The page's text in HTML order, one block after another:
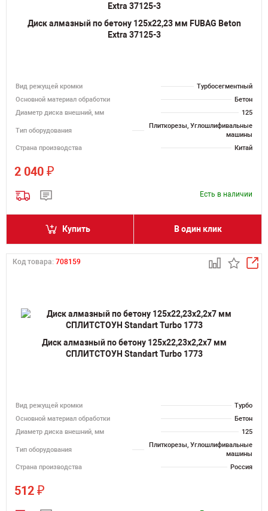
Диск алмазный по бетону 125х22,23 мм FUBAG Beton
Extra 37125-3
Вид режущей кромки
Турбосегментный
Основной материал обработки
Бетон
Диаметр диска внешний, мм
125
Тип оборудования
Плиткорезы, Углошлифивальные
машины
Страна производства
Китай
2 040 ₽
Есть в наличии
Купить В один клик
Код товара: 708159
Диск алмазный по бетону 125х22,23х2,2х7 мм
СПЛИТСТОУН Standart Turbo 1773
Вид режущей кромки
Турбо
Основной материал обработки
Бетон
Диаметр диска внешний, мм
125
Тип оборудования
Плиткорезы, Углошлифивальные
машины
Страна производства
Россия
512 ₽